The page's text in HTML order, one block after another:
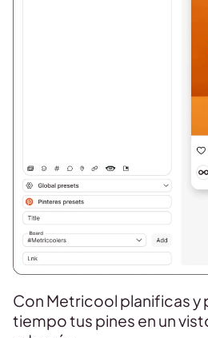
Con Metricool planificas y
tiempo tus pines en un